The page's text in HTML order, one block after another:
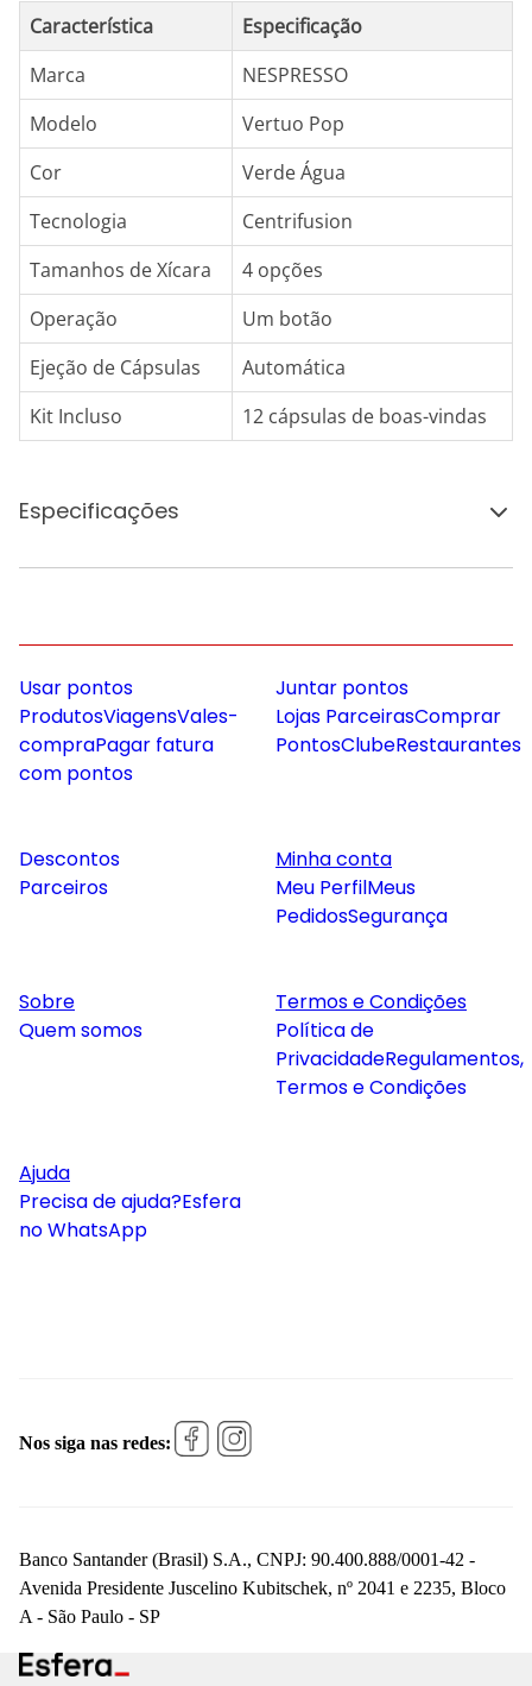
Característica
Especificação
Marca
NESPRESSO
Modelo
Vertuo Pop
Cor
Verde Água
Tecnologia
Centrifusion
Tamanhos de Xícara
4 opções
Operação
Um botão
Ejeção de Cápsulas
Automática
Kit Incluso
12 cápsulas de boas-vindas
Especificações
Usar pontos
ProdutosViagensVales-
compraPagar fatura
com pontos
Juntar pontos
Lojas ParceirasComprar
PontosClubeRestaurantes
Descontos
Parceiros
Minha conta
Meu PerfilMeus
PedidosSegurança
Sobre
Quem somos
Termos e Condições
Política de
PrivacidadeRegulamentos,
Termos e Condições
Ajuda
Precisa de ajuda?Esfera
no WhatsApp
Nos siga nas redes:
Banco Santander (Brasil) S.A., CNPJ: 90.400.888/0001-42 -
Avenida Presidente Juscelino Kubitschek, nº 2041 e 2235, Bloco
A - São Paulo - SP